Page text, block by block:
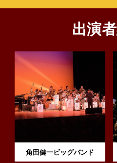
出演
角田健一ビッグバンド